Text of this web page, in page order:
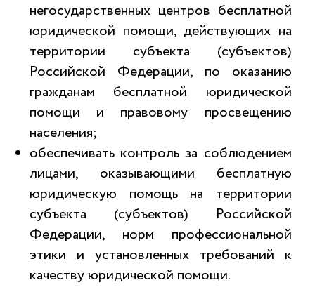
негосударственных центров бесплатной
юридической помощи, действующих на
территории субъекта (субъектов)
Российской Федерации, по оказанию
гражданам бесплатной юридической
помощи и правовому просвещению
населения;
обеспечивать контроль за соблюдением
лицами, оказывающими бесплатную
юридическую помощь на территории
субъекта (субъектов) Российской
Федерации, норм профессиональной
этики и установленных требований к
качеству юридической помощи.